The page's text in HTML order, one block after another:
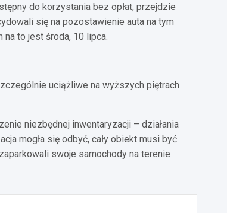
do korzystania bez opłat, przejdzie
się na pozostawienie auta na tym
to jest środa, 10 lipca.
uciążliwe na wyższych piętrach
niezbędnej inwentaryzacji – działania
mogła się odbyć, cały obiekt musi być
swoje samochody na terenie